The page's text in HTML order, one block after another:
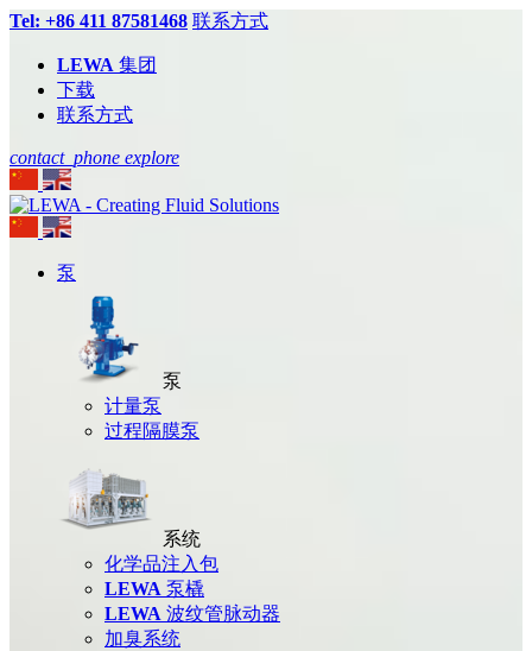
Tel: +86 411 87581468 联系方式
LEWA 集团
下载
联系方式
contact_phone explore
泵
泵
计量泵
过程隔膜泵
系统
化学品注入包
LEWA 泵橇
LEWA 波纹管脉动器
加臭系统